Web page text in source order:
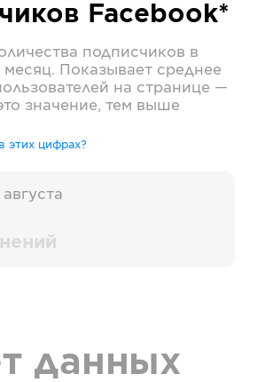
Facebook*
подписчиков в
месяц. Показывает среднее
на странице —
значение, тем выше
этих цифрах?
данных